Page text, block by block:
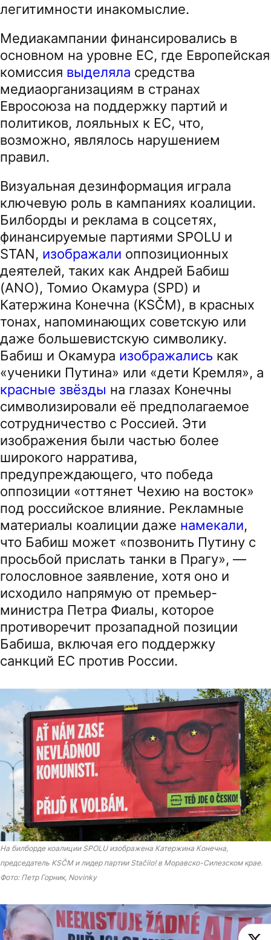
легитимности инакомыслие.
Медиакампании финансировались в
основном на уровне ЕС, где Европейская
комиссия выделяла средства
медиаорганизациям в странах
Евросоюза на поддержку партий и
политиков, лояльных к ЕС, что,
возможно, являлось нарушением
правил.
Визуальная дезинформация играла
ключевую роль в кампаниях коалиции.
Билборды и реклама в соцсетях,
финансируемые партиями SPOLU и
STAN, изображали оппозиционных
деятелей, таких как Андрей Бабиш
(ANO), Томио Окамура (SPD) и
Катержина Конечна (KSČM), в красных
тонах, напоминающих советскую или
даже большевистскую символику.
Бабиш и Окамура изображались как
«ученики Путина» или «дети Кремля», а
красные звёзды на глазах Конечны
символизировали её предполагаемое
сотрудничество с Россией. Эти
изображения были частью более
широкого нарратива,
предупреждающего, что победа
оппозиции «оттянет Чехию на восток»
под российское влияние. Рекламные
материалы коалиции даже намекали,
что Бабиш может «позвонить Путину с
просьбой прислать танки в Прагу», —
голословное заявление, хотя оно и
исходило напрямую от премьер-
министра Петра Фиалы, которое
противоречит прозападной позиции
Бабиша, включая его поддержку
санкций ЕС против России.
На билборде коалиции SPOLU изображена Катержина Конечна,
председатель KSČM и лидер партии Stačilo! в Моравско-Силезском крае.
Фото: Петр Горник, Novinky